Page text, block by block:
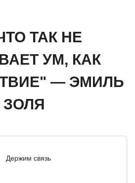
ТАК НЕ
УМ, КАК
— ЭМИЛЬ
ЗОЛЯ